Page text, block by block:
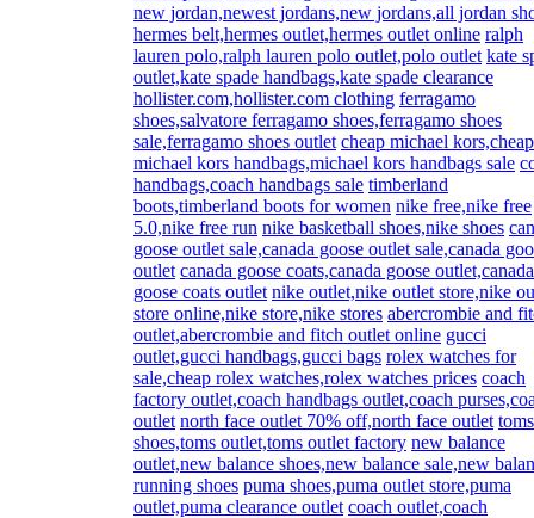
new jordan,newest jordans,new jordans,all jordan
hermes belt,hermes outlet,hermes outlet online ralph
lauren polo,ralph lauren polo outlet,polo outlet kate
outlet,kate spade handbags,kate spade clearance
hollister.com,hollister.com clothing ferragamo
shoes,salvatore ferragamo shoes,ferragamo shoes
sale,ferragamo shoes outlet cheap michael kors,cheap
michael kors handbags,michael kors handbags sale
handbags,coach handbags sale timberland
boots,timberland boots for women nike free,nike free
5.0,nike free run nike basketball shoes,nike shoes
goose outlet sale,canada goose outlet sale,canada
outlet canada goose coats,canada goose outlet,canada
goose coats outlet nike outlet,nike outlet store,nike
store online,nike store,nike stores abercrombie and
outlet,abercrombie and fitch outlet online gucci
outlet,gucci handbags,gucci bags rolex watches for
sale,cheap rolex watches,rolex watches prices coach
factory outlet,coach handbags outlet,coach
outlet north face outlet 70% off,north face outlet toms
shoes,toms outlet,toms outlet factory new balance
outlet,new balance shoes,new balance sale,new
running shoes puma shoes,puma outlet store,puma
outlet,puma clearance outlet coach outlet,coach